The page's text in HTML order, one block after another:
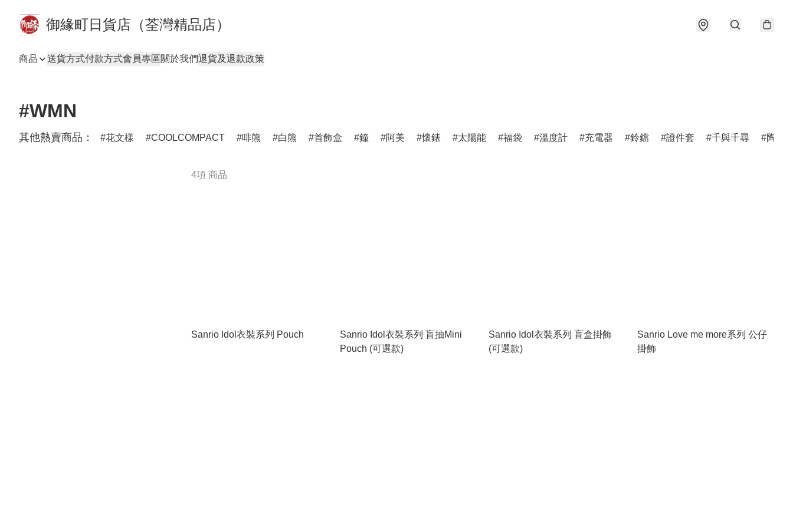
御緣町日貨店（荃灣精品店）
商品 送貨方式付款方式會員專區關於我們退貨及退款政策
#WMN
其他熱賣商品： 花文樣 COOLCOMPACT 啡熊 白熊 首飾盒 鐘 阿美 懷錶 太陽能 福袋 溫度計 充電器 鈴鐺 證件套 千與千尋 陶瓷
4項 商品
Sanrio Idol衣裝系列 Pouch
Sanrio Idol衣裝系列 盲抽Mini
Pouch (可選款)
Sanrio Idol衣裝系列 盲盒掛飾
(可選款)
Sanrio Love me more系列 公仔
掛飾